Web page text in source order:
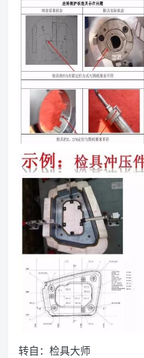
转自：检具大师